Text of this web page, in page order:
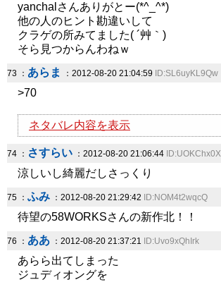
yanchalさんありがとー(*^_^*)
他の人のヒント勘違いして
クラゲの所みてました( ´艸｀)
そら見つからんわねｗ
73 ： あらま ：2012-08-20 21:04:59 ID:SL6uyKL9Qw
>70
ネタバレ内容を表示
74 ： さすらい ：2012-08-20 21:06:44
涼しいし綺麗だしさっくり
75 ： ふみ ：2012-08-20 21:29:42 ID:NOM4t2wqcQ
待望の58WORKSさんの新作北！！
76 ： ああ ：2012-08-20 21:37:21 ID:Uvo9xQhIrk
あらら出てしまった
ジュディオングを